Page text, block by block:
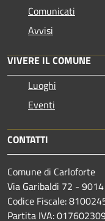
Comunicati
Avvisi
VIVERE IL COMUNE
Luoghi
Eventi
CONTATTI
Comune di Carloforte
Via Garibaldi 72 -
Codice Fiscale:
Partita IVA: